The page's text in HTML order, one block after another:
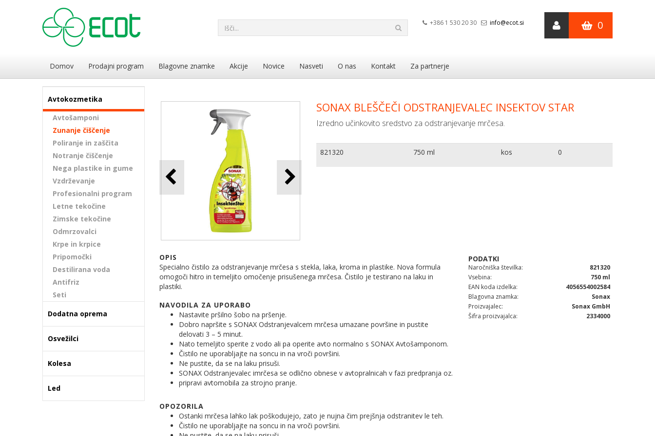
0
+386 1 530 20 30 info@ecot.si
Domov Prodajni program Blagovne znamke Akcije Novice Nasveti O nas Kontakt Za partnerje
Avtokozmetika
Avtošamponi
Zunanje čiščenje
Poliranje in zaščita
Notranje čiščenje
Nega plastike in gume
Vzdrževanje
Profesionalni program
Letne tekočine
Zimske tekočine
Odmrzovalci
Krpe in krpice
Pripomočki
Destilirana voda
Antifriz
Seti
Dodatna oprema
Osvežilci
Kolesa
Led
SONAX BLEŠČEČI ODSTRANJEVALEC INSEKTOV STAR
Izredno učinkovito sredstvo za odstranjevanje mrčesa.
821320 750 ml kos 0
OPIS
Specialno čistilo za odstranjevanje mrčesa s stekla, laka, kroma in plastike. Nova formula
omogoči hitro in temeljito omočenje prisušenega mrčesa. Čistilo je testirano na laku in
plastiki.
NAVODILA ZA UPORABO
Nastavite pršilno šobo na pršenje.
Dobro napršite s SONAX Odstranjevalcem mrčesa umazane površine in pustite
delovati 3 – 5 minut.
Nato temeljito sperite z vodo ali pa operite avto normalno s SONAX Avtošamponom.
Čistilo ne uporabljajte na soncu in na vroči površini.
Ne pustite, da se na laku prisuši.
SONAX Odstranjevalec imrčesa se odlično obnese v avtopralnicah v fazi predpranja oz.
pripravi avtomobila za strojno pranje.
OPOZORILA
Ostanki mrčesa lahko lak poškodujejo, zato je nujna čim prejšnja odstranitev le teh.
Čistilo ne uporabljajte na soncu in na vroči površini.
Naročniška številka
821320
Vsebina
750 ml
EAN koda izdelka
4056554002584
Blagovna znamka
Sonax
Proizvajalec
Sonax GmbH
Šifra proizvajalca
2334000